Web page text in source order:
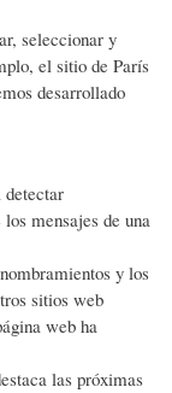
seleccionar y
el sitio de París
desarrollado
detectar
mensajes de una
y los
sitios web
web ha
las próximas